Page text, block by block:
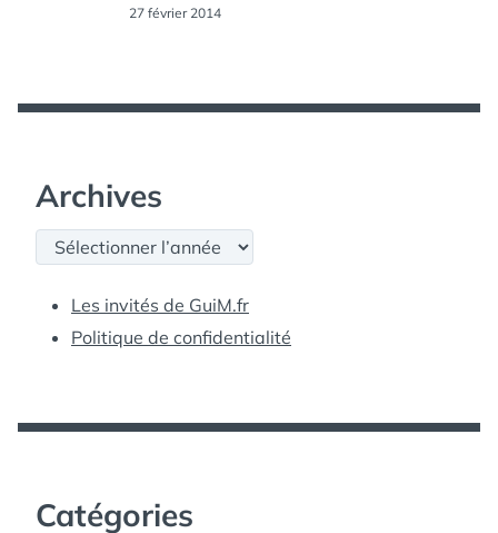
27 février 2014
Archives
Archives
Les invités de GuiM.fr
Politique de confidentialité
Catégories